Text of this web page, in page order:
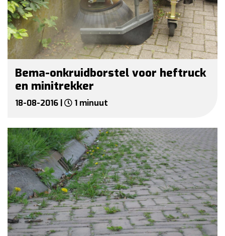
Bema-onkruidborstel voor heftruck
en minitrekker
18-08-2016 | 1 minuut